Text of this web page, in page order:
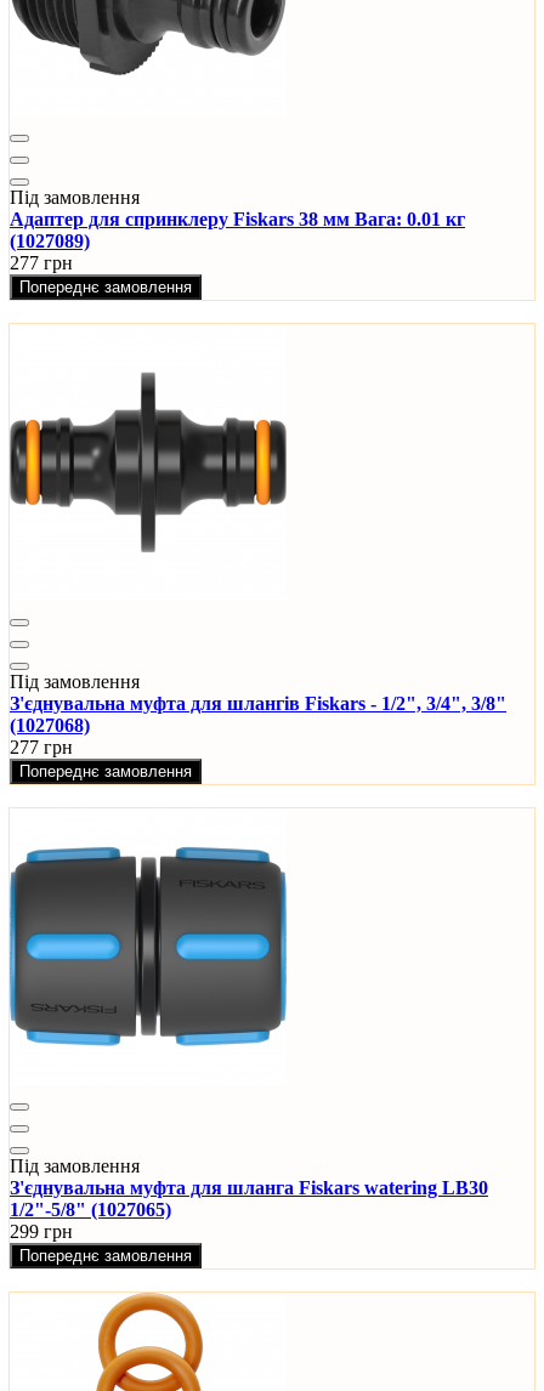
Під замовлення
Адаптер для спринклеру Fiskars 38 мм Вага: 0.01 кг
(1027089)
277 грн
Попереднє замовлення
Під замовлення
З'єднувальна муфта для шлангів Fiskars - 1/2", 3/4", 3/8"
(1027068)
277 грн
Попереднє замовлення
Під замовлення
З'єднувальна муфта для шланга Fiskars watering LB30
1/2"-5/8" (1027065)
299 грн
Попереднє замовлення